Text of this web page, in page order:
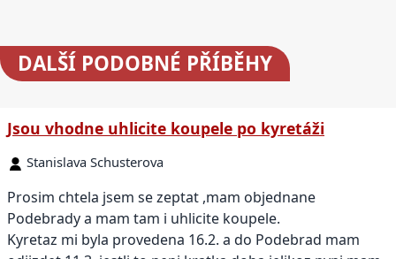
DALŠÍ PODOBNÉ PŘÍBĚHY
Jsou vhodne uhlicite koupele po kyretáži
Stanislava Schusterova
Prosim chtela jsem se zeptat ,mam objednane
Podebrady a mam tam i uhlicite koupele.
Kyretaz mi byla provedena 16.2. a do Podebrad mam